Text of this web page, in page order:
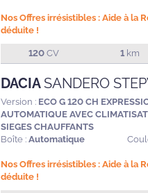
Nos Offres irrésistibles : Aide à la
déduite !
120 CV 1 km
DACIASANDERO
Version : ECO G 120 CH
AUTOMATIQUE AVEC
SIEGES CHAUFFANTS
Boîte : Automatique
Nos Offres irrésistibles : Aide à la
déduite !